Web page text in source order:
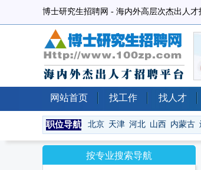
博士研究生招聘网 - 海内外高层次杰出人才
网站首页 找工作 找人才
职位导航 北京 天津 河北 山西 内蒙古
按专业搜索导航